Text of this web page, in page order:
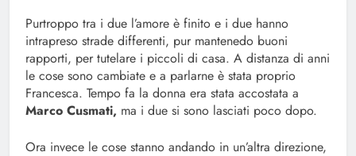
Purtroppo tra i due l’amore è finito e i due hanno
intrapreso strade differenti, pur mantenedo buoni
rapporti, per tutelare i piccoli di casa. A distanza di anni
le cose sono cambiate e a parlarne è stata proprio
Francesca. Tempo fa la donna era stata accostata a
Marco Cusmati, ma i due si sono lasciati poco dopo.
Ora invece le cose stanno andando in un’altra direzione,